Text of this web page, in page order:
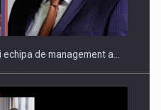
echipa de management a…